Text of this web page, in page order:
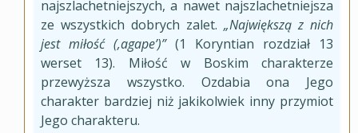
najszlachetniejszych, a nawet najszlachetniejsza
ze wszystkich dobrych zalet. „Największą z nich
jest miłość (‚agape’)”(1 Koryntian rozdział 13
werset 13). Miłość w Boskim charakterze
przewyższa wszystko. Ozdabia ona Jego
charakter bardziej niż jakikolwiek inny przymiot
Jego charakteru.